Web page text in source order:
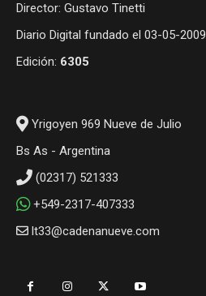
Director: Gustavo Tinetti
Diario Digital fundado el 03-05-2009
Edición: 6305
Yrigoyen 969 Nueve de Julio
Bs As - Argentina
(02317) 521333
+549-2317-407333
lt33@cadenanueve.com